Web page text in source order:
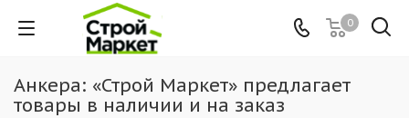
0
Анкера: «Строй Маркет» предлагает
товары в наличии и на заказ